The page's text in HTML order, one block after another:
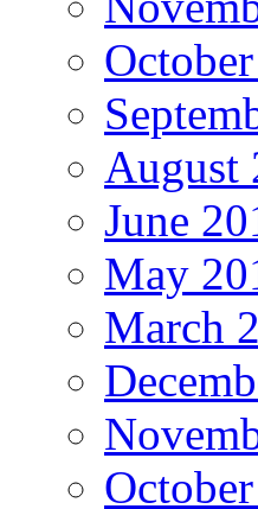
August
June
May
March